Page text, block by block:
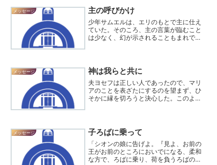
なお二日間同じ所に滞在さ...
メッセージ 主の呼びかけ
少年サムエルは、エリのもとで主に仕え
ていた。そのころ、主の言葉が臨むこと
は少なく、幻が示されることもまれであ
になったので参りました。」...
メッセージ 神は我らと共に
夫ヨセフは正しい人であったので、マリ
アのことを表ざたにするのを望まず、ひ
そかに縁を切ろうと決心した。このよう
子は聖霊によって宿った...
メッセージ 子ろばに乗って
「シオンの娘に告げよ。『見よ、お前の
王がお前のところにおいでになる、柔和
な方で、ろばに乗り、荷を負うろばの